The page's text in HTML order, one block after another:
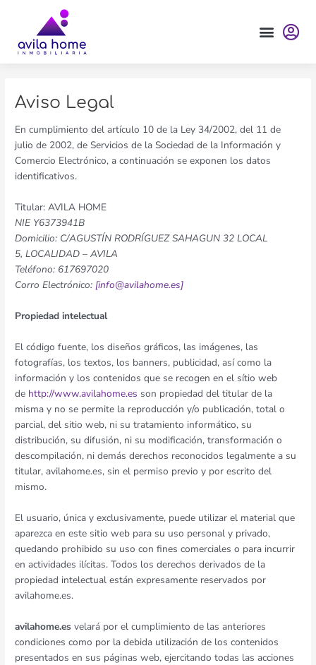
contenido
Aviso Legal
En cumplimiento del artículo 10 de la Ley 34/2002, del 11 de
julio de 2002, de Servicios de la Sociedad de la Información y
Comercio Electrónico, a continuación se exponen los datos
identificativos.
Titular: AVILA HOME
NIE Y6373941B
Domicilio: C/AGUSTÍN RODRÍGUEZ SAHAGUN 32 LOCAL
5, LOCALIDAD – AVILA
Teléfono: 617697020
Corro Electrónico:[info@avilahome.es]
Propiedad intelectual
El código fuente, los diseños gráficos, las imágenes, las
fotografías, los textos, los banners, publicidad, así como la
información y los contenidos que se recogen en el sítio web
de http://www.avilahome.es son propiedad del titular de la
misma y no se permite la reproducción y/o publicación, total o
parcial, del sitio web, ni su tratamiento informático, su
distribución, su difusión, ni su modificación, transformación o
descompilación, ni demás derechos reconocidos legalmente a su
titular, avilahome.es, sin el permiso previo y por escrito del
mismo.
El usuario, única y exclusivamente, puede utilizar el material que
aparezca en este sitio web para su uso personal y privado,
quedando prohibido su uso con fines comerciales o para incurrir
en actividades ilícitas. Todos los derechos derivados de la
propiedad intelectual están expresamente reservados por
avilahome.es.
avilahome.es velará por el cumplimiento de las anteriores
condiciones como por la debida utilización de los contenidos
presentados en sus páginas web, ejercitando todas las acciones